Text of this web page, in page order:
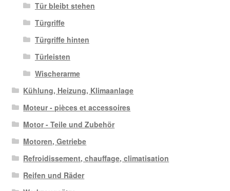
Tür bleibt stehen
Türgriffe
Türgriffe hinten
Türleisten
Wischerarme
Kühlung, Heizung, Klimaanlage
Moteur - pièces et accessoires
Motor - Teile und Zubehör
Motoren, Getriebe
Refroidissement, chauffage, climatisation
Reifen und Räder